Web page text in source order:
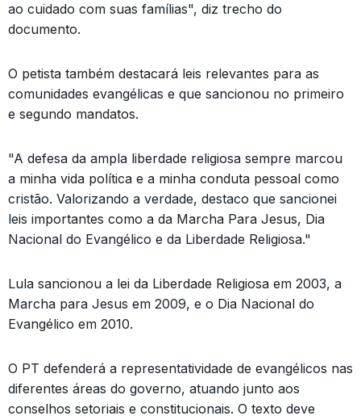
ao cuidado com suas famílias", diz trecho do
documento.
O petista também destacará leis relevantes para as
comunidades evangélicas e que sancionou no primeiro
e segundo mandatos.
"A defesa da ampla liberdade religiosa sempre marcou
a minha vida política e a minha conduta pessoal como
cristão. Valorizando a verdade, destaco que sancionei
leis importantes como a da Marcha Para Jesus, Dia
Nacional do Evangélico e da Liberdade Religiosa."
Lula sancionou a lei da Liberdade Religiosa em 2003, a
Marcha para Jesus em 2009, e o Dia Nacional do
Evangélico em 2010.
O PT defenderá a representatividade de evangélicos nas
diferentes áreas do governo, atuando junto aos
conselhos setoriais e constitucionais. O texto deve